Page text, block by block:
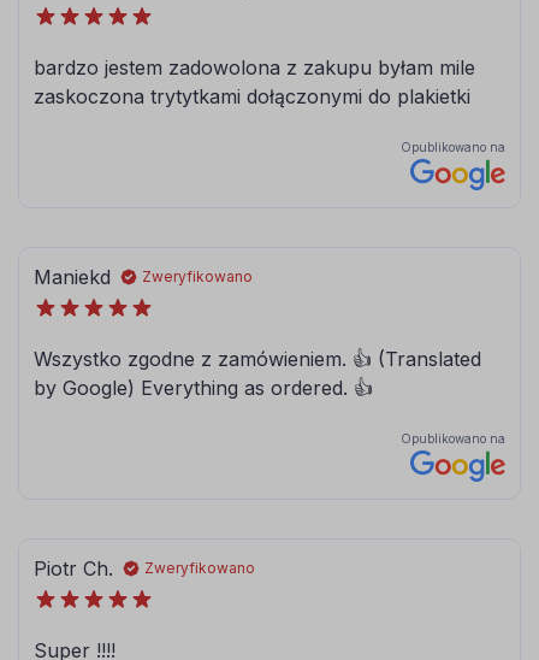
brązowy
072
jasny szary
073
ciemny szary
srebrny